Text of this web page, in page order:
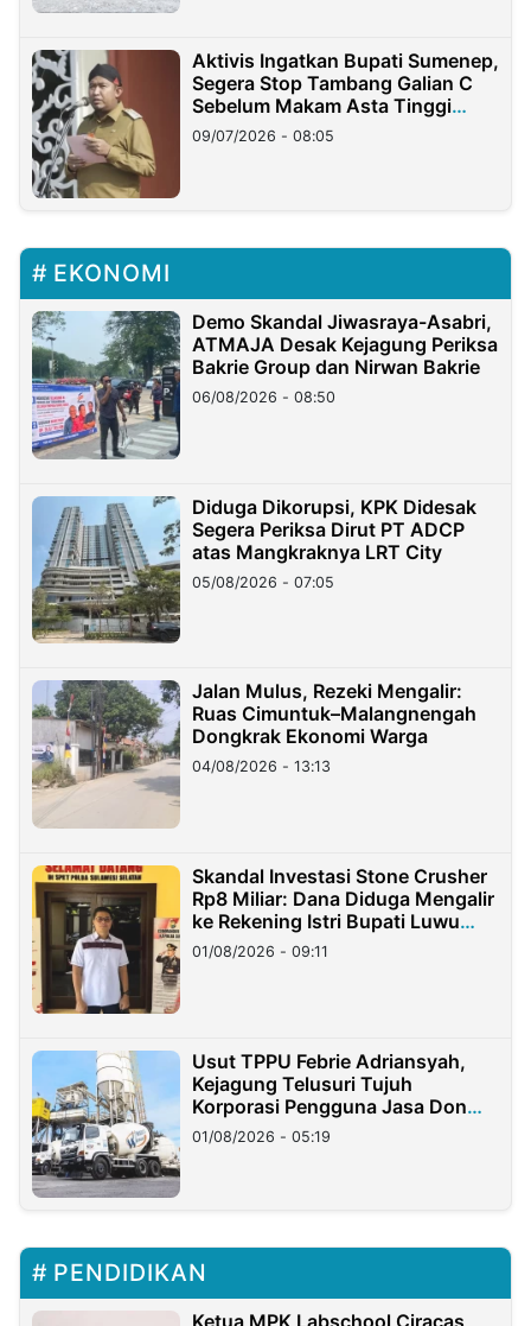
Aktivis Ingatkan Bupati Sumenep,
Segera Stop Tambang Galian C
Sebelum Makam Asta Tinggi
Longsor
09/07/2026 - 08:05
EKONOMI
Demo Skandal Jiwasraya-Asabri,
ATMAJA Desak Kejagung Periksa
Bakrie Group dan Nirwan Bakrie
06/08/2026 - 08:50
Diduga Dikorupsi, KPK Didesak
Segera Periksa Dirut PT ADCP
atas Mangkraknya LRT City
05/08/2026 - 07:05
Jalan Mulus, Rezeki Mengalir:
Ruas Cimuntuk–Malangnengah
Dongkrak Ekonomi Warga
04/08/2026 - 13:13
Skandal Investasi Stone Crusher
Rp8 Miliar: Dana Diduga Mengalir
ke Rekening Istri Bupati Luwu
Timur
01/08/2026 - 09:11
Usut TPPU Febrie Adriansyah,
Kejagung Telusuri Tujuh
Korporasi Pengguna Jasa Don
Ritto
01/08/2026 - 05:19
PENDIDIKAN